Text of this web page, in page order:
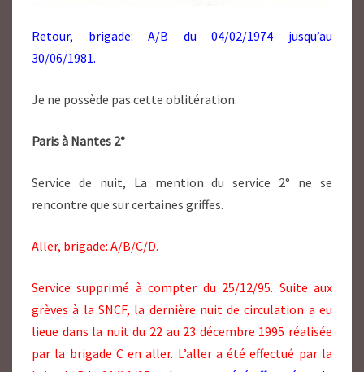
Retour, brigade: A/B du 04/02/1974 jusqu’au
30/06/1981.
Je ne possède pas cette oblitération.
Paris à Nantes 2°
Service de nuit, La mention du service 2° ne se
rencontre que sur certaines griffes.
Aller, brigade: A/B/C/D.
Service supprimé à compter du 25/12/95. Suite aux
grèves à la SNCF, la dernière nuit de circulation a eu
lieue dans la nuit du 22 au 23 décembre 1995 réalisée
par la brigade C en aller. L’aller a été effectué par la